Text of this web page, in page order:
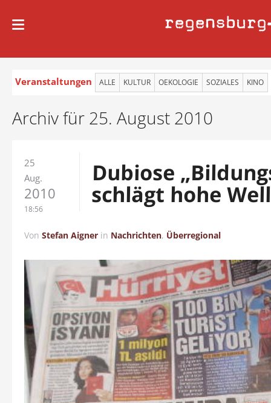
regensburg
Veranstaltungen ALLE KULTUR OEKOLOGIE SOZIALES KINO
Archiv für 25. August 2010
25
Aug.
2010
18:56
Dubiose
schlägt hohe
Von Stefan Aigner in Nachrichten, Überregional